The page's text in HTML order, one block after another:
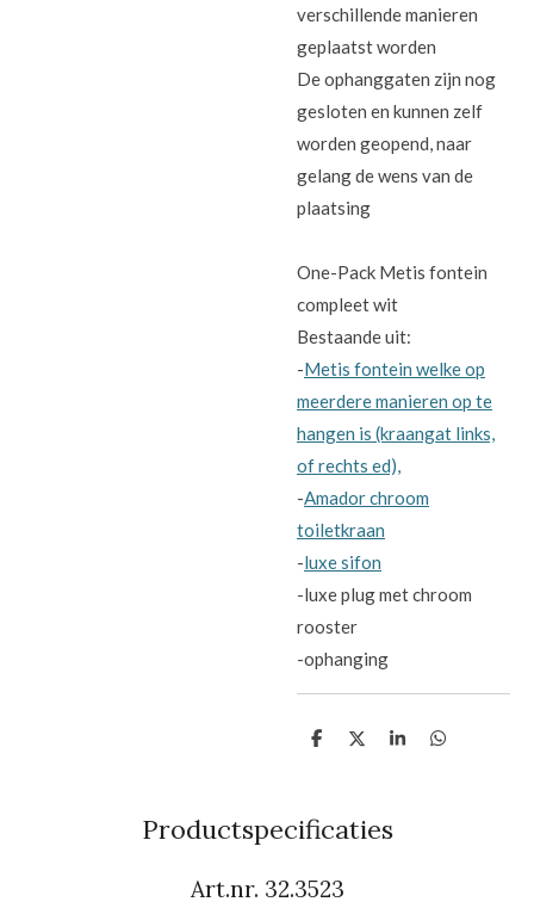
verschillende manieren
geplaatst worden
De ophanggaten zijn nog
gesloten en kunnen zelf
worden geopend, naar
gelang de wens van de
plaatsing
One-Pack Metis fontein
compleet wit
Bestaande uit:
-Metis fontein welke op
meerdere manieren op te
hangen is (kraangat links,
of rechts ed),
-Amador chroom
toiletkraan
-luxe sifon
-luxe plug met chroom
rooster
-ophanging
D
n
D
S
D
Productspecificaties
Art.nr. 32.3523